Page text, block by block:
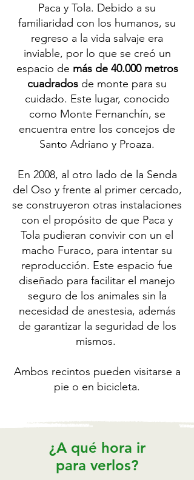
Paca y Tola. Debido a su
familiaridad con los humanos, su
regreso a la vida salvaje era
inviable, por lo que se creó un
espacio de más de 40.000 metros
cuadrados de monte para su
cuidado. Este lugar, conocido
como Monte Fernanchín, se
encuentra entre los concejos de
Santo Adriano y Proaza.
En 2008, al otro lado de la Senda
del Oso y frente al primer cercado,
se construyeron otras instalaciones
con el propósito de que Paca y
Tola pudieran convivir con un el
macho Furaco, para intentar su
reproducción. Este espacio fue
diseñado para facilitar el manejo
seguro de los animales sin la
necesidad de anestesia, además
de garantizar la seguridad de los
mismos.
Ambos recintos pueden visitarse a
pie o en bicicleta.
¿A qué hora ir
para verlos?